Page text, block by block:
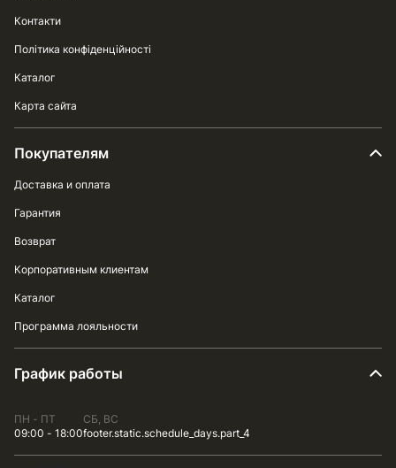
Контакти
Політика конфіденційності
Каталог
Карта сайта
Покупателям
Доставка и оплата
Гарантия
Возврат
Корпоративным клиентам
Каталог
Программа лояльности
График работы
ПН - ПТ
09:00 - 18:00
СБ, ВС
footer.static.schedule_days.part_4